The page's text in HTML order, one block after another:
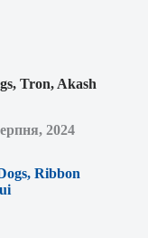
Tron, Akash
2024